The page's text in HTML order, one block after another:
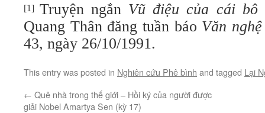
[1]Truyện ngắn Vũ điệu của cái bô
Quang Thân đăng tuần báo Văn
43, ngày 26/10/1991.
This entry was posted in Nghiên cứu Phê bình and tagged Lại
← Quê nhà trong thế giới – Hồi ký của người được
giải Nobel Amartya Sen (kỳ 17)